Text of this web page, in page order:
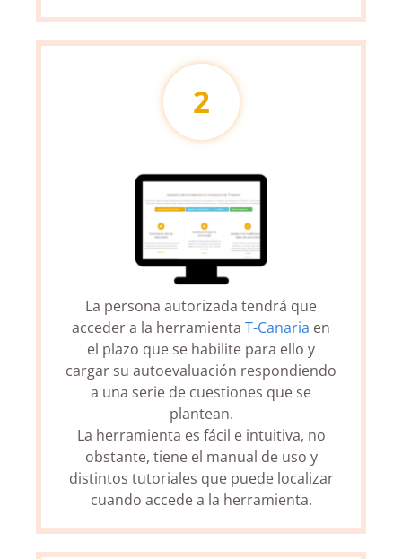
2
La persona autorizada tendrá que
acceder a la herramienta T-Canaria en
el plazo que se habilite para ello y
cargar su autoevaluación respondiendo
a una serie de cuestiones que se
plantean.
La herramienta es fácil e intuitiva, no
obstante, tiene el manual de uso y
distintos tutoriales que puede localizar
cuando accede a la herramienta.